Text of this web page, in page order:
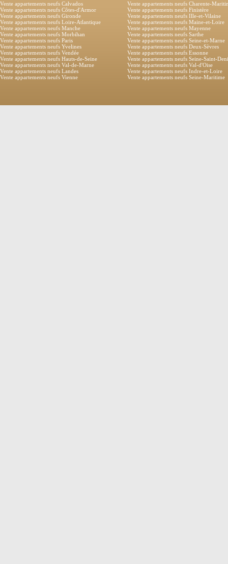
Vente appartements neufs Calvados
Vente appartements neufs Charente-
Vente appartements neufs Côtes-d'Armor
Vente appartements neufs Finistère
Vente appartements neufs Gironde
Vente appartements neufs Ille-et-Vilaine
Vente appartements neufs Loire-Atlantique
Vente appartements neufs Maine-et-Loire
Vente appartements neufs Manche
Vente appartements neufs Mayenne
Vente appartements neufs Morbihan
Vente appartements neufs Sarthe
Vente appartements neufs Paris
Vente appartements neufs Seine-et-Marne
Vente appartements neufs Yvelines
Vente appartements neufs Deux-Sèvres
Vente appartements neufs Vendée
Vente appartements neufs Essonne
Vente appartements neufs Hauts-de-Seine
Vente appartements neufs Seine-Saint-
Vente appartements neufs Val-de-Marne
Vente appartements neufs Val-d'Oise
Vente appartements neufs Landes
Vente appartements neufs Indre-et-Loire
Vente appartements neufs Vienne
Vente appartements neufs Seine-Maritime